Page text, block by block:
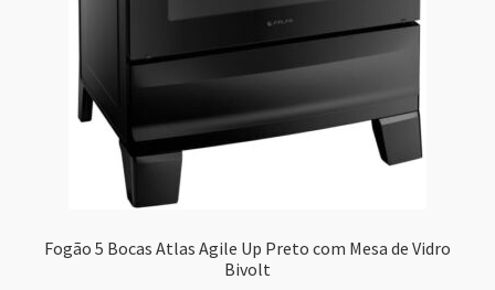
Fogão 5 Bocas Atlas Agile Up Preto com Mesa de Vidro
Bivolt